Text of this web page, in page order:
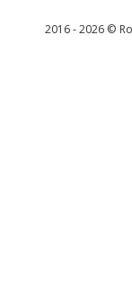
2016 - 2026 ©